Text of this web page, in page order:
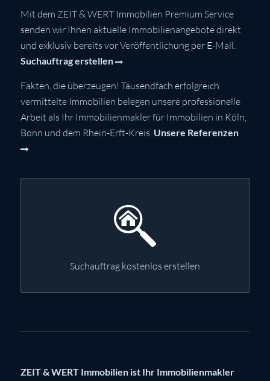
Mit dem ZEIT & WERT Immobilien Premium Service
senden wir Ihnen aktuelle Immobilienangebote direkt
und exklusiv bereits vor Veröffentlichung per E-Mail.
Suchauftrag erstellen
Fakten, die überzeugen! Tausendfach erfolgreich
vermittelte Immobilien belegen unsere professionelle
Arbeit als Ihr Immobilienmakler für Immobilien in Köln,
Bonn und dem Rhein-Erft-Kreis. Unsere Referenzen
Suchauftrag kostenlos erstellen
ZEIT & WERT Immobilien ist Ihr Immobilienmakler